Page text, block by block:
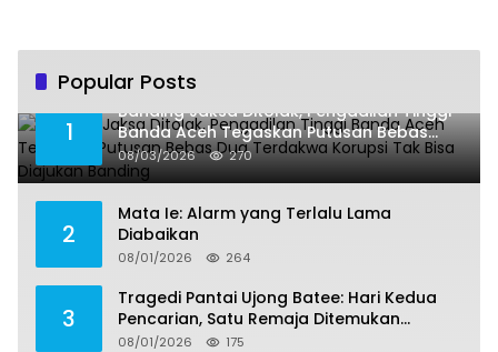
Popular Posts
1
Banding Jaksa Ditolak, Pengadilan Tinggi
Banda Aceh Tegaskan Putusan Bebas
Dua Terdakwa Korupsi Tak Bisa Diajukan
Banding
08/03/2026 270
2
Mata Ie: Alarm yang Terlalu Lama
Diabaikan
08/01/2026 264
3
Tragedi Pantai Ujong Batee: Hari Kedua
Pencarian, Satu Remaja Ditemukan
Meninggal, Tiga Korban Masih Dicari
08/01/2026 175